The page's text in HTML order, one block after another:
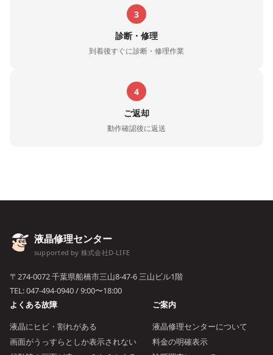
3
診断・修理
到着後すぐに診断・修理作業
4
ご返却
動作確認後に返送
液晶修理センター
supported by 株式会社D-LIFE
〒274-0072 千葉県船橋市三山8-47-6 三山ビル1階
TEL:047-494-0940/ 9:00〜18:00
よくある故障
液晶にヒビ・割れがある
画面がうっすらとしか表示されない
ご案内
液晶修理センターについて
料金の明確表示